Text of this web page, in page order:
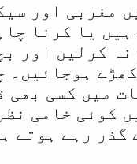
مغربی اور
یا کرنا
نہ کرلیں اور
میں کسی
کوئی خامی
گذر رہے ہوتے